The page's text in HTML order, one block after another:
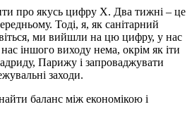
про якусь цифру Х. Два тижні – це
Тоді, я, як санітарний
ми вийшли на цю цифру, у нас
іншого виходу нема, окрім як іти
Парижу і запроваджувати
заходи.
баланс між економікою і